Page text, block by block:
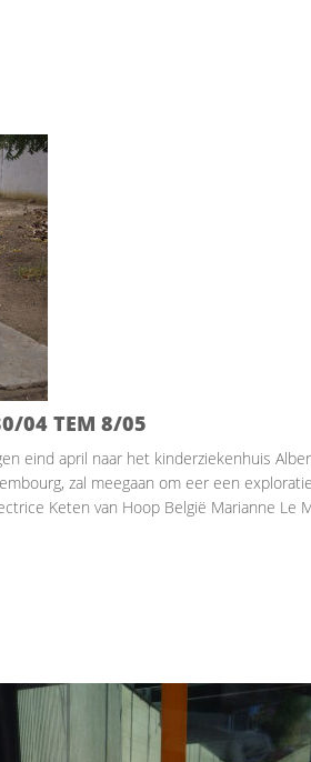
04 TEM 8/05
eind april naar het kinderziekenhuis
zal meegaan om eer een
Keten van Hoop België Marianne Le